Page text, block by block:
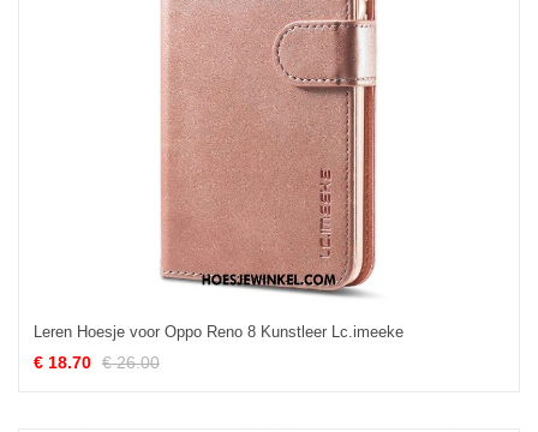
Leren Hoesje voor Oppo Reno 8 Kunstleer Lc.imeeke
€ 18.70 € 26.00